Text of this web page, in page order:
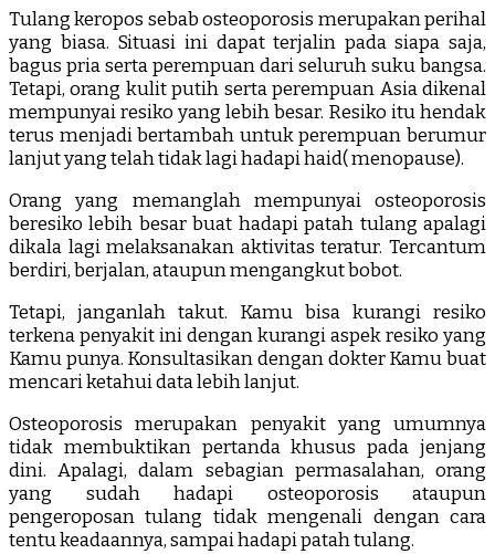
Tulang keropos sebab osteoporosis merupakan perihal
yang biasa. Situasi ini dapat terjalin pada siapa saja,
bagus pria serta perempuan dari seluruh suku bangsa.
Tetapi, orang kulit putih serta perempuan Asia dikenal
mempunyai resiko yang lebih besar. Resiko itu hendak
terus menjadi bertambah untuk perempuan berumur
lanjut yang telah tidak lagi hadapi haid( menopause).
Orang yang memanglah mempunyai osteoporosis
beresiko lebih besar buat hadapi patah tulang apalagi
dikala lagi melaksanakan aktivitas teratur. Tercantum
berdiri, berjalan, ataupun mengangkut bobot.
Tetapi, janganlah takut. Kamu bisa kurangi resiko
terkena penyakit ini dengan kurangi aspek resiko yang
Kamu punya. Konsultasikan dengan dokter Kamu buat
mencari ketahui data lebih lanjut.
Osteoporosis merupakan penyakit yang umumnya
tidak membuktikan pertanda khusus pada jenjang
dini. Apalagi, dalam sebagian permasalahan, orang
yang sudah hadapi osteoporosis ataupun
pengeroposan tulang tidak mengenali dengan cara
tentu keadaannya, sampai hadapi patah tulang.